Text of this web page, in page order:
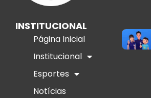
INSTITUCIONAL
Página Inicial
Institucional
Esportes
Notícias